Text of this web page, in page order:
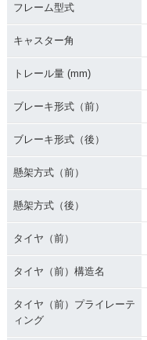
フレーム型式
キャスター角
トレール量 (mm)
ブレーキ形式（前）
ブレーキ形式（後）
懸架方式（前）
懸架方式（後）
タイヤ（前）
タイヤ（前）構造名
タイヤ（前）プライレーテ
ィング